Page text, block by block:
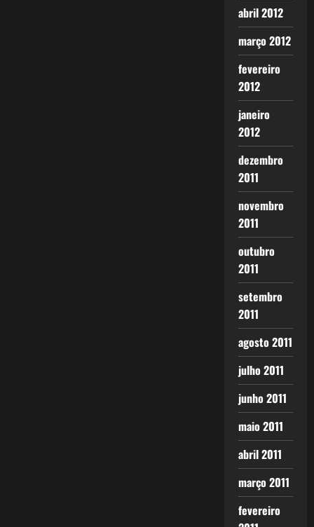
abril 2012
março 2012
fevereiro
2012
janeiro
2012
dezembro
2011
novembro
2011
outubro
2011
setembro
2011
agosto 2011
julho 2011
junho 2011
maio 2011
abril 2011
março 2011
fevereiro